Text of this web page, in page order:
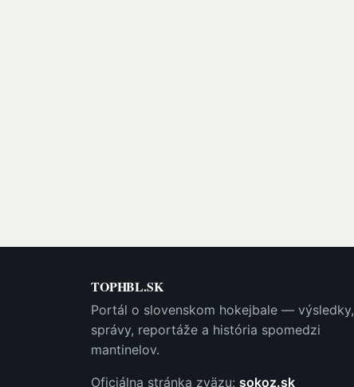
TOPHBL.SK
Portál o slovenskom hokejbale — výsledky,
správy, reportáže a história spomedzi
mantinelov.
Oficiálna stránka zväzu: sokoz.sk